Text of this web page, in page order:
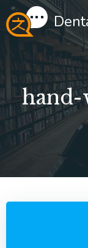
hand-